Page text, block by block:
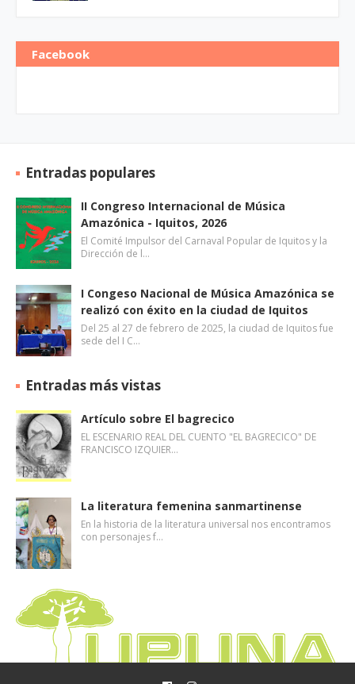
Facebook
Entradas populares
II Congreso Internacional de Música
Amazónica - Iquitos, 2026
El Comité Impulsor del Carnaval Popular de Iquitos y la
Dirección de l…
I Congeso Nacional de Música Amazónica se
realizó con éxito en la ciudad de Iquitos
Del 25 al 27 de febrero de 2025, la ciudad de Iquitos fue
sede del I C…
Entradas más vistas
Artículo sobre El bagrecico
EL ESCENARIO REAL DEL CUENTO "EL BAGRECICO" DE
FRANCISCO IZQUIER…
La literatura femenina sanmartinense
En la historia de la literatura universal nos encontramos
con personajes f…